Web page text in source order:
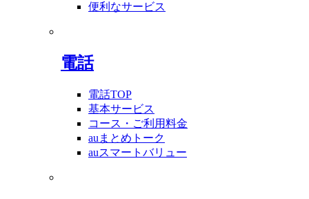
便利なサービス
電話
電話TOP
基本サービス
コース・ご利用料金
auまとめトーク
auスマートバリュー